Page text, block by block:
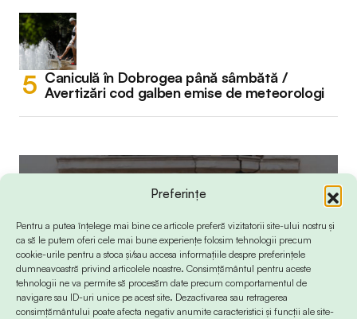
Preferințe
Pentru a putea înțelege mai bine ce articole preferă vizitatorii site-ului nostru și
ca să le putem oferi cele mai bune experiențe folosim tehnologii precum
cookie-urile pentru a stoca și/sau accesa informațiile despre preferințele
dumneavoastră privind articolele noastre. Consimțământul pentru aceste
tehnologii ne va permite să procesăm date precum comportamentul de
navigare sau ID-uri unice pe acest site. Dezactivarea sau retragerea
consimțământului poate afecta negativ anumite caracteristici și funcții ale site-
Caniculă în Dobrogea până sâmbătă /
Avertizări cod galben emise de meteorologi